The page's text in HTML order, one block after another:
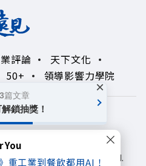
You
重工業到餐飲都用AI！
評論
天下文化
50+ 領導影響力學院
隱私權政策
1999~2026
限公司. All rights reserved.
篇文章
鎖抽獎！
×